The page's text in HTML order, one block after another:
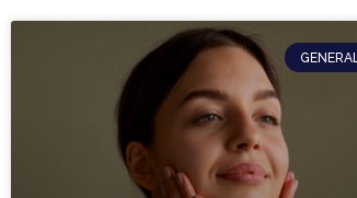
GENERAL